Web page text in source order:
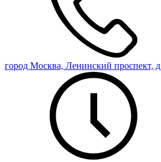
город Москва, Ленинский проспект,